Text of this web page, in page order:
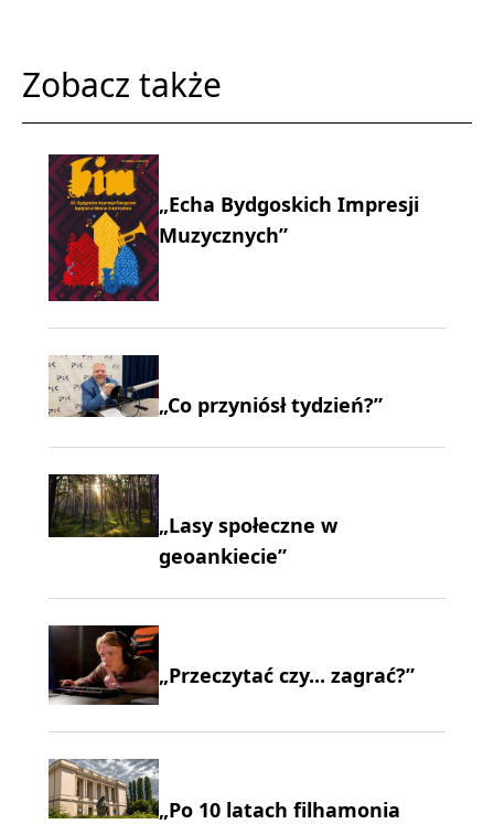
Zobacz także
„Echa Bydgoskich Impresji
Muzycznych”
„Co przyniósł tydzień?”
„Lasy społeczne w
geoankiecie”
„Przeczytać czy... zagrać?”
„Po 10 latach filhamonia